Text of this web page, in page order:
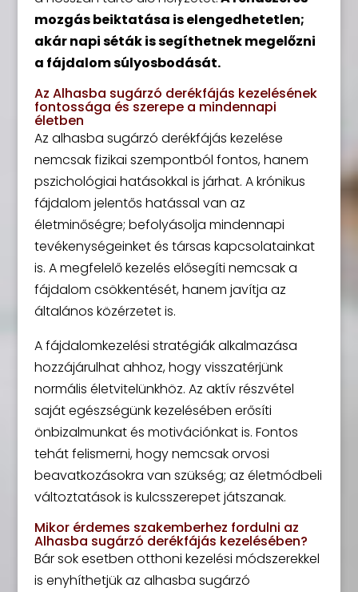
mozgás beiktatása is elengedhetetlen;
akár napi séták is segíthetnek megelőzni
a fájdalom súlyosbodását.
Az Alhasba sugárzó derékfájás kezelésének
fontossága és szerepe a mindennapi
életben
Az alhasba sugárzó derékfájás kezelése
nemcsak fizikai szempontból fontos, hanem
pszichológiai hatásokkal is járhat. A krónikus
fájdalom jelentős hatással van az
életminőségre; befolyásolja mindennapi
tevékenységeinket és társas kapcsolatainkat
is. A megfelelő kezelés elősegíti nemcsak a
fájdalom csökkentését, hanem javítja az
általános közérzetet is.
A fájdalomkezelési stratégiák alkalmazása
hozzájárulhat ahhoz, hogy visszatérjünk
normális életvitelünkhöz. Az aktív részvétel
saját egészségünk kezelésében erősíti
önbizalmunkat és motivációnkat is. Fontos
tehát felismerni, hogy nemcsak orvosi
beavatkozásokra van szükség; az életmódbeli
változtatások is kulcsszerepet játszanak.
Mikor érdemes szakemberhez fordulni az
Alhasba sugárzó derékfájás kezelésében?
Bár sok esetben otthoni kezelési módszerekkel
is enyhíthetjük az alhasba sugárzó